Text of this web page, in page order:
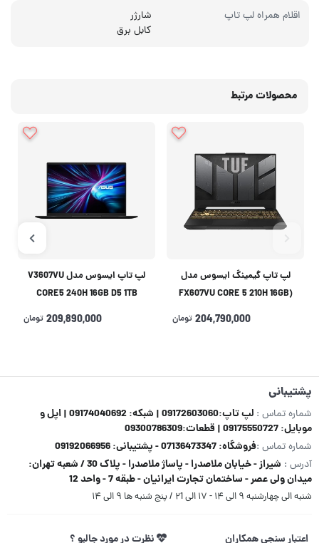
اقلام همراه لپ تاپ
شارژر
کابل برق
محصولات مرتبط
لپ تاپ گیمینگ ایسوس مدل
(FX607VU CORE 5 210H 16GB
512 SSD 6GB(RTX4050
204,790,000 تومان
لپ تاپ ایسوس مدل V3607VU
CORE5 240H 16GB D5 1TB
6GB(RTX4050)
209,890,000 تومان
پشتیبانی
شماره تماس :
لپ تاپ:09172603060 | شبکه: 09174040692 | اپل و
موبایل: 09175550727 | قطعات:09300786309
شماره تماس :فروشگاه: 07136473347 - پشتیبانی: 09192066956
آدرس :
شیراز - خیابان ملاصدرا - پاساژ ملاصدرا - پلاک 30 / شعبه تهران:
میدان ولی عصر - ساختمان تجارت ایرانیان - طبقه 7 - واحد 12
شنبه الی چهارشنبه ۹ الی ۱۴ - ۱۷ الی ۲1 / پنج شنبه ها ۹ الی ۱۴
اعتبار سنجی همکاران نظرت در مورد جالبو ؟